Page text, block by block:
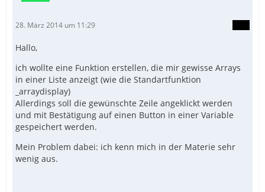
28. März 2014 um 11:29
Hallo,
ich wollte eine Funktion erstellen, die mir gewisse Arrays
in einer Liste anzeigt (wie die Standartfunktion
_arraydisplay)
Allerdings soll die gewünschte Zeile angeklickt werden
und mit Bestätigung auf einen Button in einer Variable
gespeichert werden.
Mein Problem dabei: ich kenn mich in der Materie sehr
wenig aus.